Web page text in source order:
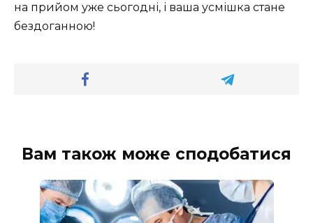
на прийом уже сьогодні, і ваша усмішка стане
бездоганною!
Вам також може сподобатися